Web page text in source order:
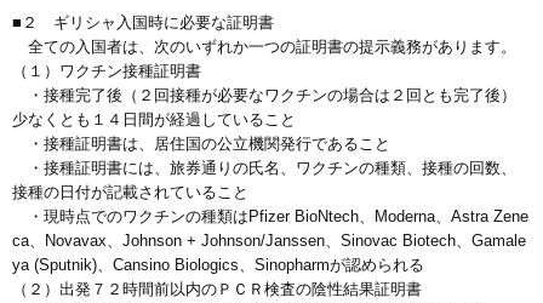
■２ ギリシャ入国時に必要な証明書
全ての入国者は、次のいずれか一つの証明書の提示義務があります。
（１）ワクチン接種証明書
・接種完了後（２回接種が必要なワクチンの場合は２回とも完了後）
少なくとも１４日間が経過していること
・接種証明書は、居住国の公立機関発行であること
・接種証明書には、旅券通りの氏名、ワクチンの種類、接種の回数、
接種の日付が記載されていること
・現時点でのワクチンの種類はPfizer BioNtech、Moderna、Astra Zene
ca、Novavax、Johnson + Johnson/Janssen、Sinovac Biotech、Gamale
ya (Sputnik)、Cansino Biologics、Sinopharmが認められる
（２）出発７２時間前以内のＰＣＲ検査の陰性結果証明書